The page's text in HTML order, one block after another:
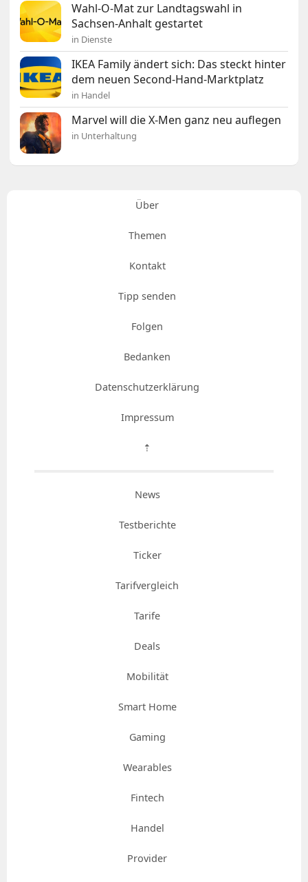
Wahl-O-Mat zur Landtagswahl in
Sachsen-Anhalt gestartet
in Dienste
IKEA Family ändert sich: Das steckt hinter
dem neuen Second-Hand-Marktplatz
in Handel
Marvel will die X-Men ganz neu auflegen
in Unterhaltung
Über
Themen
Kontakt
Tipp senden
Folgen
Bedanken
Datenschutzerklärung
Impressum
⇡
News
Testberichte
Ticker
Tarifvergleich
Tarife
Deals
Mobilität
Smart Home
Gaming
Wearables
Fintech
Handel
Provider